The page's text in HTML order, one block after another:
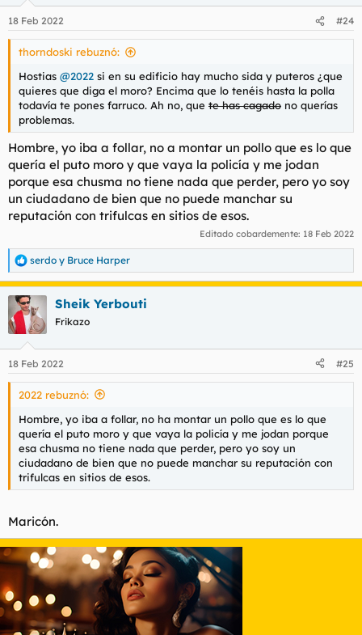
18 Feb 2022 #24
thorndoski rebuznó:
Hostias @2022 si en su edificio hay mucho sida y puteros ¿que
quieres que diga el moro? Encima que lo tenéis hasta la polla
todavía te pones farruco. Ah no, que te has cagado no querías
problemas.
Hombre, yo iba a follar, no a montar un pollo que es lo que
quería el puto moro y que vaya la policía y me jodan
porque esa chusma no tiene nada que perder, pero yo soy
un ciudadano de bien que no puede manchar su
reputación con trifulcas en sitios de esos.
Editado cobardemente: 18 Feb 2022
R
e
a
c
c
i
e
s
serdo y Bruce Harper
Sheik Yerbouti
Frikazo
18 Feb 2022 #25
2022 rebuznó:
Hombre, yo iba a follar, no ha montar un pollo que es lo que
quería el puto moro y que vaya la policía y me jodan porque
esa chusma no tiene nada que perder, pero yo soy un
ciudadano de bien que no puede manchar su reputación con
trifulcas en sitios de esos.
Maricón.